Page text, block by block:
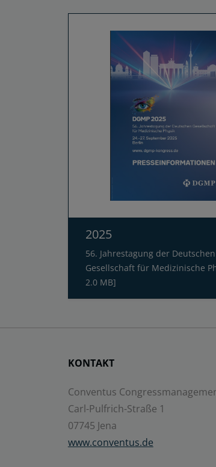
2025
56. Jahrestagung der Deutschen
Gesellschaft für Medizinische
2.0 MB]
KONTAKT
Conventus
Carl-Pulfrich-Straße 1
07745 Jena
www.conventus.de